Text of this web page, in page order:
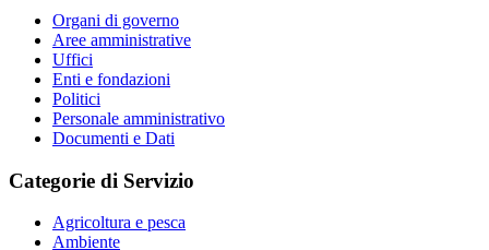
Organi di governo
Aree amministrative
Uffici
Enti e fondazioni
Politici
Personale amministrativo
Documenti e Dati
Categorie di Servizio
Agricoltura e pesca
Ambiente